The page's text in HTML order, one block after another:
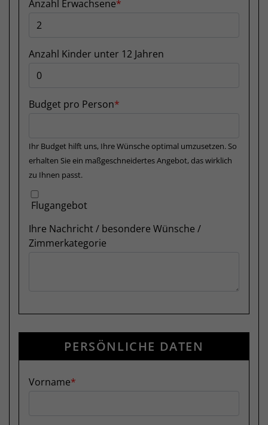
Anzahl Erwachsene
Anzahl Kinder unter 12 Jahren
Budget pro Person
Ihr Budget hilft uns, Ihre Wünsche optimal umzusetzen. So
erhalten Sie ein maßgeschneidertes Angebot, das wirklich
zu Ihnen passt.
Flugangebot
Ihre Nachricht / besondere Wünsche /
Zimmerkategorie
PERSÖNLICHE DATEN
Vorname